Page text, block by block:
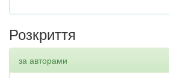
Розкриття
за авторами